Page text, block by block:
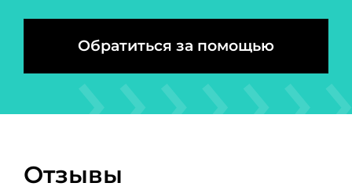
Обратиться за помощью
Отзывы